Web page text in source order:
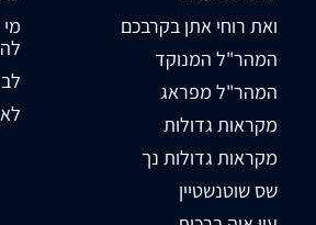
ואת רוחי אתן בקרבכם
המהר"ל המנוקד
המהר"ל מפראג
מקראות גדולות
מקראות גדולות נך
שס שוטנשטיין